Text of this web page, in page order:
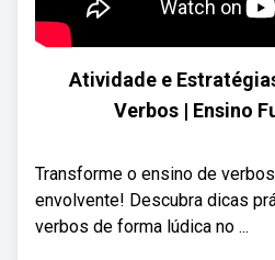
Atividade e
Verbos | Ensino
Transforme o ensino de
envolvente! Descubra dicas
verbos de forma lúdica no ...